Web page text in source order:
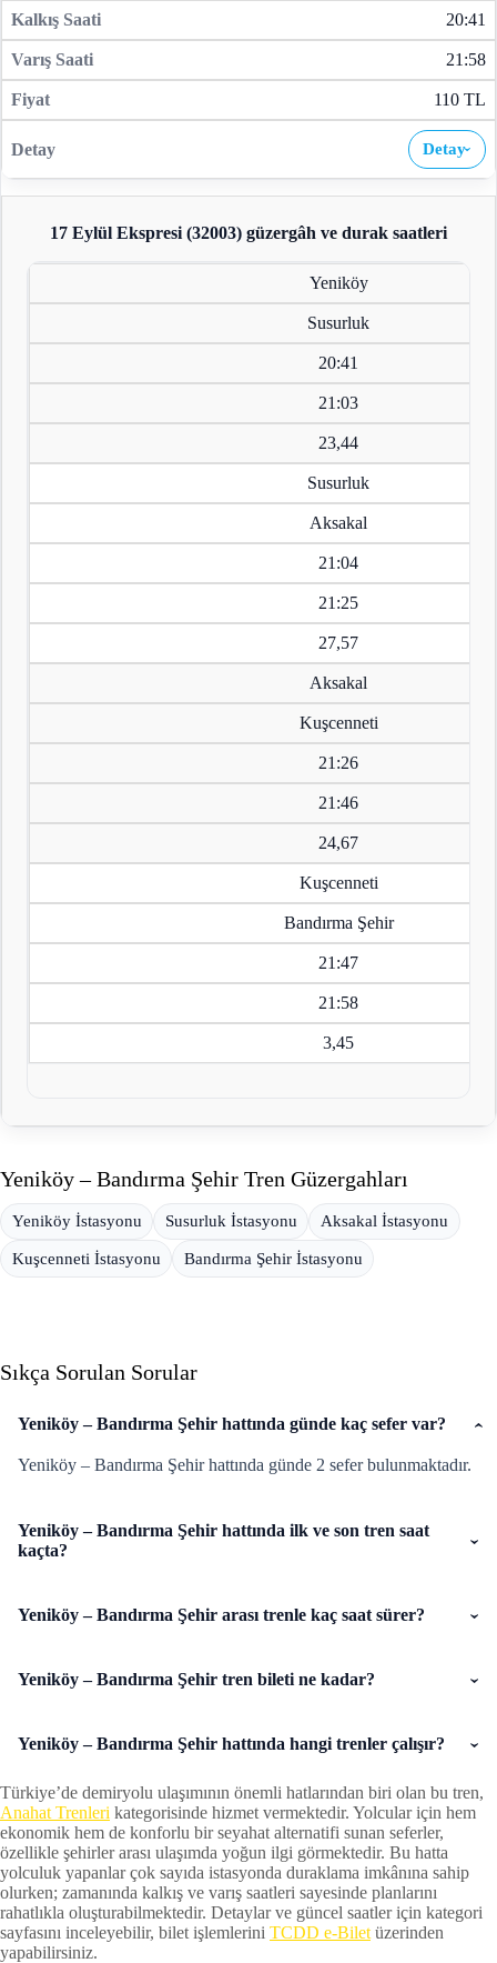
20:41
21:58
110 TL
Detay›
17 Eylül Ekspresi (32003) güzergâh ve durak saatleri
Yeniköy
Susurluk
20:41
21:03
23,44
Susurluk
Aksakal
21:04
21:25
27,57
Aksakal
Kuşcenneti
21:26
21:46
24,67
Kuşcenneti
Bandırma Şehir
21:47
21:58
3,45
Yeniköy – Bandırma Şehir Tren Güzergahları
Yeniköy İstasyonu Susurluk İstasyonu Aksakal İstasyonu
Kuşcenneti İstasyonu Bandırma Şehir İstasyonu
Sıkça Sorulan Sorular
Yeniköy – Bandırma Şehir hattında günde kaç sefer var?
Yeniköy – Bandırma Şehir hattında günde 2 sefer bulunmaktadır.
Yeniköy – Bandırma Şehir hattında ilk ve son tren saat
kaçta?
Yeniköy – Bandırma Şehir arası trenle kaç saat sürer?
Yeniköy – Bandırma Şehir tren bileti ne kadar?
Yeniköy – Bandırma Şehir hattında hangi trenler çalışır?
Türkiye’de demiryolu ulaşımının önemli hatlarından biri olan bu tren,
Anahat Trenleri kategorisinde hizmet vermektedir. Yolcular için hem
ekonomik hem de konforlu bir seyahat alternatifi sunan seferler,
özellikle şehirler arası ulaşımda yoğun ilgi görmektedir. Bu hatta
yolculuk yapanlar çok sayıda istasyonda duraklama imkânına sahip
olurken; zamanında kalkış ve varış saatleri sayesinde planlarını
rahatlıkla oluşturabilmektedir. Detaylar ve güncel saatler için kategori
sayfasını inceleyebilir, bilet işlemlerini TCDD e-Bilet üzerinden
yapabilirsiniz.